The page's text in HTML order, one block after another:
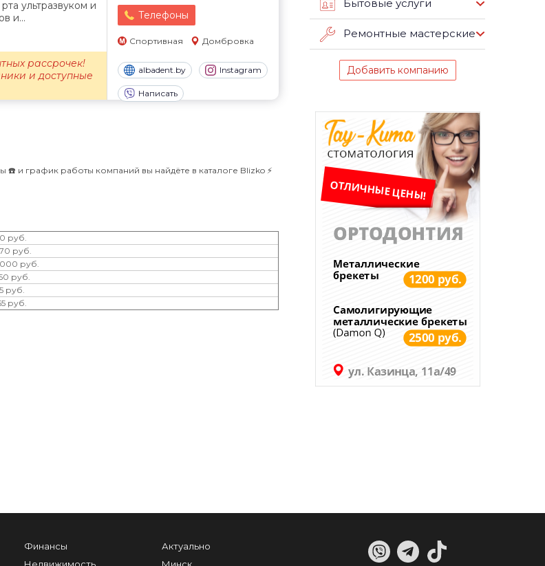
Телефоны
Спортивная Домбровка
albadent.by Instagram
Написать
ультразвуком и
и...
рассрочек!
и доступные
☎️ и график работы компаний вы найдёте в каталоге Blizko ⚡️
руб.
руб.
руб.
руб.
руб.
руб.
Бытовые услуги
Ремонтные мастерские
Добавить компанию
Финансы
Актуально